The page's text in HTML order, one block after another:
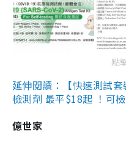
點
延伸閱讀：【快速測試
檢測劑 最平$18起 ！可
億世家